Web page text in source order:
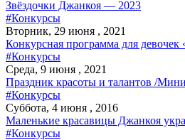
Звёздочки Джанкоя — 2023
#Конкурсы
Вторник, 29 июня , 2021
Конкурсная программа для
#Конкурсы
Среда, 9 июня , 2021
Праздник красоты и талантов /
#Конкурсы
Суббота, 4 июня , 2016
Маленькие красавицы Джанкоя
#Конкурсы